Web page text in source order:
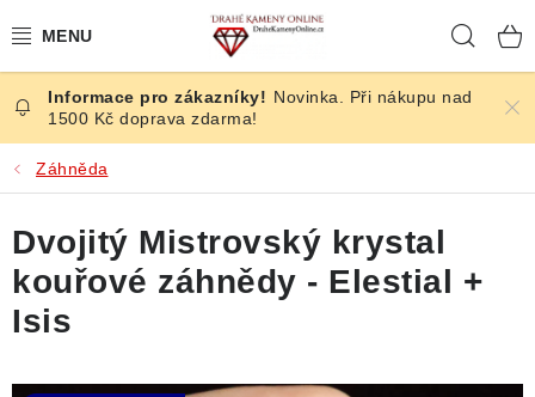
na
ČESKÉ KAMENY
ŠPERKY
KAMENY ZE SVĚTA
BROUŠENÉ
Novinka. Při nákupu nad
1500 Kč doprava zdarma!
Záhněda
Dvojitý Mistrovský krystal
kouřové záhnědy - Elestial +
Isis